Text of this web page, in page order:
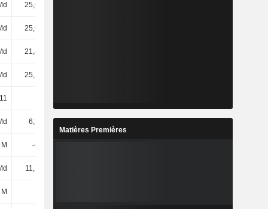
25,01 Md
25,64 Md
21,44 Md
25,12 Md
6,34 Md
-604 M
11,75 Md
Matières Premières